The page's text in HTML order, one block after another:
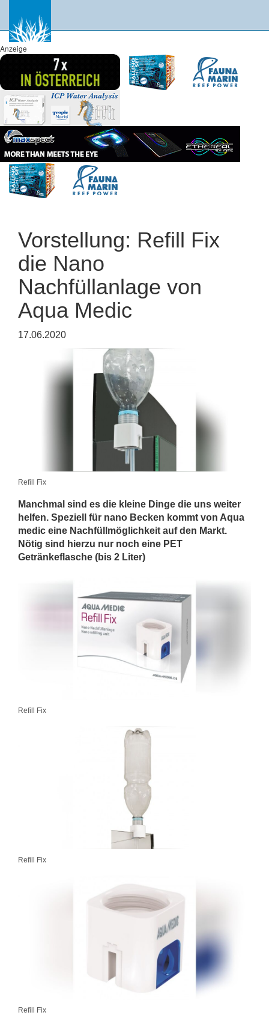
Anzeige
Vorstellung: Refill Fix
die Nano
Nachfüllanlage von
Aqua Medic
17.06.2020
Refill Fix
Manchmal sind es die kleine Dinge die uns weiter
helfen. Speziell für nano Becken kommt von Aqua
medic eine Nachfüllmöglichkeit auf den Markt.
Nötig sind hierzu nur noch eine PET
Getränkeflasche (bis 2 Liter)
Refill Fix
Refill Fix
Refill Fix